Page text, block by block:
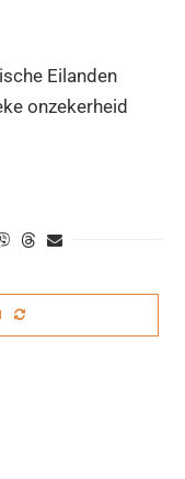
Eilanden
onzekerheid